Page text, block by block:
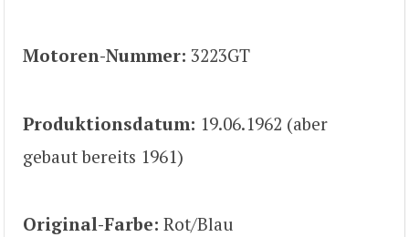
Motoren-Nummer: 3223GT
Produktionsdatum: 19.06.1962 (aber
gebaut bereits 1961)
Original-Farbe: Rot/Blau